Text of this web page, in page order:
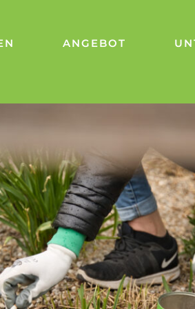
ANGEBOT